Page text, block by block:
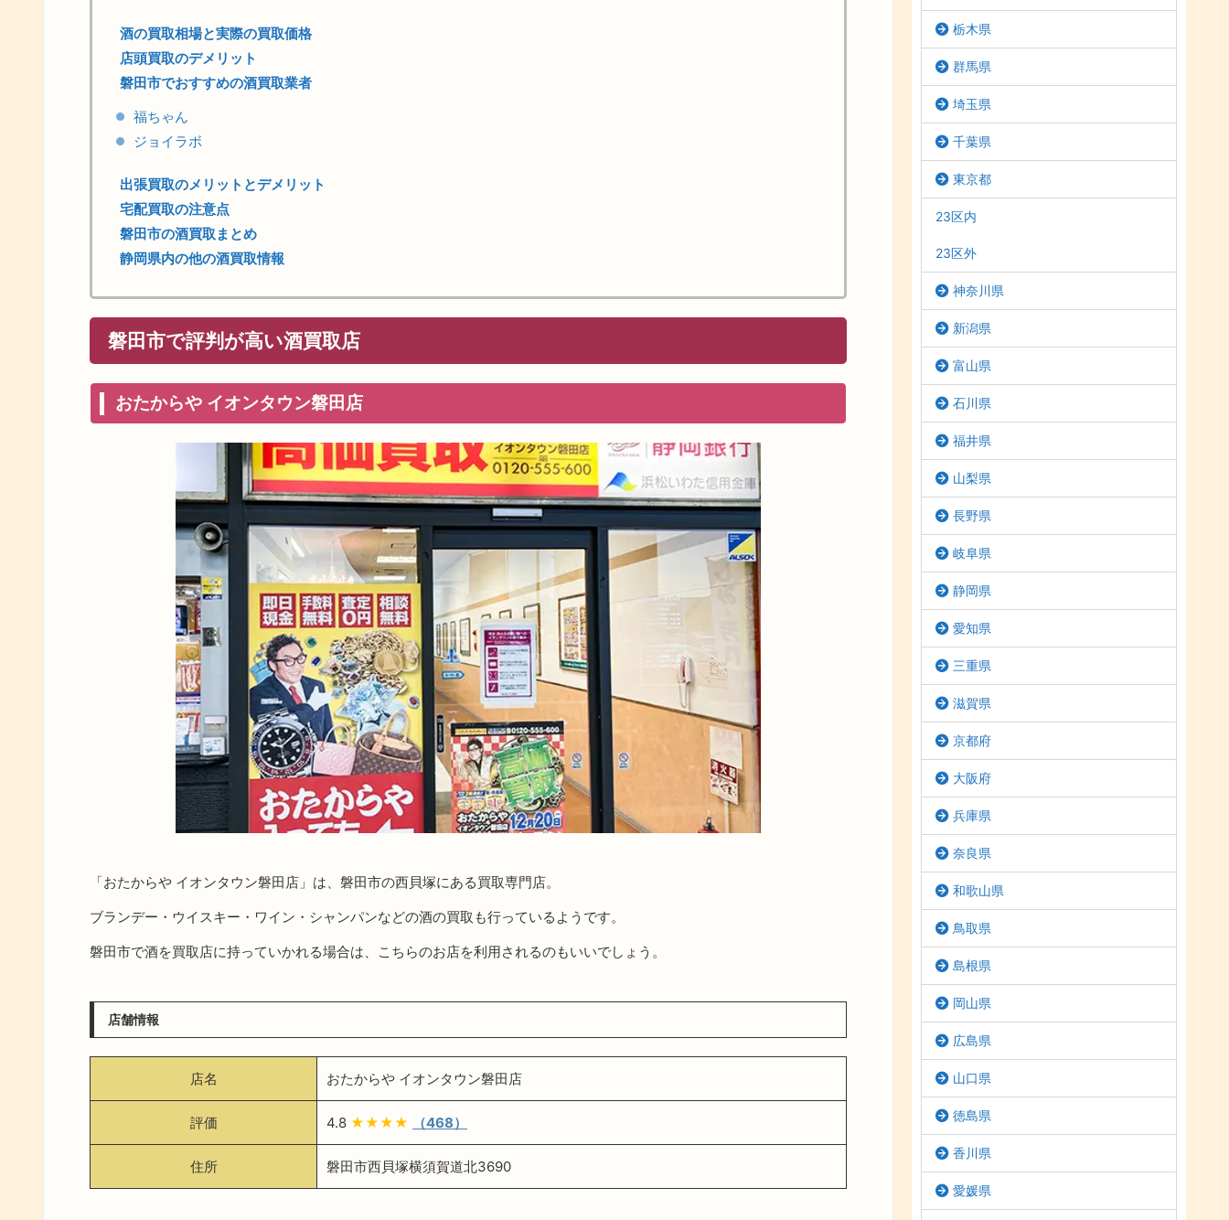
酒の買取相場と実際の買取価格
店頭買取のデメリット
磐田市でおすすめの酒買取業者
福ちゃん
ジョイラボ
出張買取のメリットとデメリット
宅配買取の注意点
磐田市の酒買取まとめ
静岡県内の他の酒買取情報
磐田市で評判が高い酒買取店
おたからや イオンタウン磐田店
「おたからや イオンタウン磐田店」は、磐田市の西貝塚にある買取専門店。
ブランデー・ウイスキー・ワイン・シャンパンなどの酒の買取も行っているようです。
磐田市で酒を買取店に持っていかれる場合は、こちらのお店を利用されるのもいいでしょう。
店舗情報
店名 おたからや イオンタウン磐田店
評価 4.8 ★★★★ （468）
住所 磐田市西貝塚横須賀道北3690
栃木県
群馬県
埼玉県
千葉県
東京都
23区内
23区外
神奈川県
新潟県
富山県
石川県
福井県
山梨県
長野県
岐阜県
静岡県
愛知県
三重県
滋賀県
京都府
大阪府
兵庫県
奈良県
和歌山県
鳥取県
島根県
岡山県
広島県
山口県
徳島県
香川県
愛媛県